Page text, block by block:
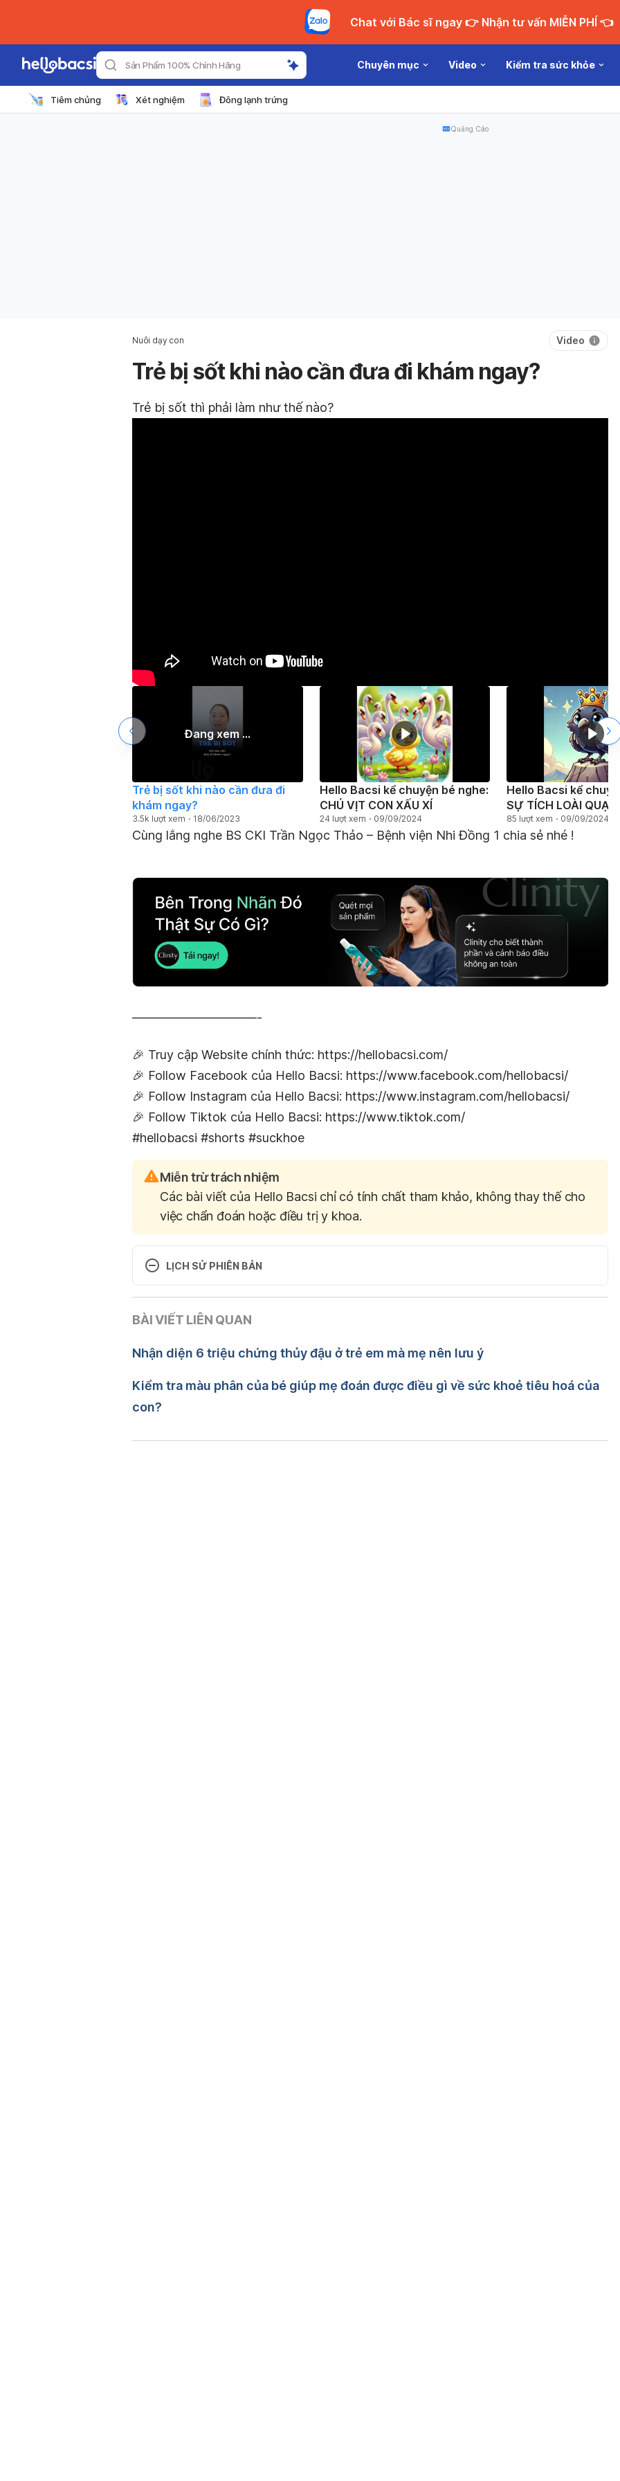
Chat với Bác sĩ ngay 👉 Nhận tư vấn MIỄN PHÍ 👈
Sản Phẩm 100% Chính Hãng Chuyên mục Video Kiểm tra sức khỏe
Tiêm chủng Xét nghiệm Đông lạnh trứng
Quảng Cáo
Nuôi dạy con Video
Trẻ bị sốt khi nào cần đưa đi khám ngay?
Trẻ bị sốt thì phải làm như thế nào?
Đang xem ...
Trẻ bị sốt khi nào cần đưa đi
khám ngay?
3.5k lượt xem 18/06/2023
Hello Bacsi kể chuyện bé nghe:
CHÚ VỊT CON XẤU XÍ
24 lượt xem 09/09/2024
Hello Bacsi kể
SỰ TÍCH LOÀI QUẠ
85 lượt xem 09/09/2024
Cùng lắng nghe BS CKI Trần Ngọc Thảo – Bệnh viện Nhi Đồng 1 chia sẻ nhé !
——————————-
🎉 Truy cập Website chính thức: https://hellobacsi.com/
🎉 Follow Facebook của Hello Bacsi: https://www.facebook.com/hellobacsi/
🎉 Follow Instagram của Hello Bacsi: https://www.instagram.com/hellobacsi/
🎉 Follow Tiktok của Hello Bacsi: https://www.tiktok.com/
#hellobacsi #shorts #suckhoe
Miễn trừ trách nhiệm
Các bài viết của Hello Bacsi chỉ có tính chất tham khảo, không thay thế cho
việc chẩn đoán hoặc điều trị y khoa.
LỊCH SỬ PHIÊN BẢN
02/01/2025
BÀI VIẾT LIÊN QUAN
Nhận diện 6 triệu chứng thủy đậu ở trẻ em mà mẹ nên lưu ý
Kiểm tra màu phân của bé giúp mẹ đoán được điều gì về sức khoẻ tiêu hoá của
con?